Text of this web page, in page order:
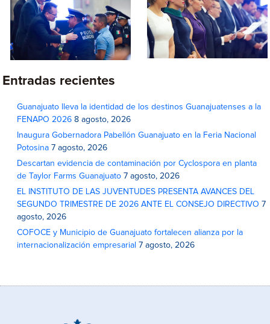
Entradas recientes
Guanajuato lleva la identidad de los destinos Guanajuatenses a la
FENAPO 2026 8 agosto, 2026
Inaugura Gobernadora Pabellón Guanajuato en la Feria Nacional
Potosina 7 agosto, 2026
Descartan evidencia de contaminación por Cyclospora en planta
de Taylor Farms Guanajuato 7 agosto, 2026
EL INSTITUTO DE LAS JUVENTUDES PRESENTA AVANCES DEL
SEGUNDO TRIMESTRE DE 2026 ANTE EL CONSEJO DIRECTIVO 7
agosto, 2026
COFOCE y Municipio de Guanajuato fortalecen alianza por la
internacionalización empresarial 7 agosto, 2026